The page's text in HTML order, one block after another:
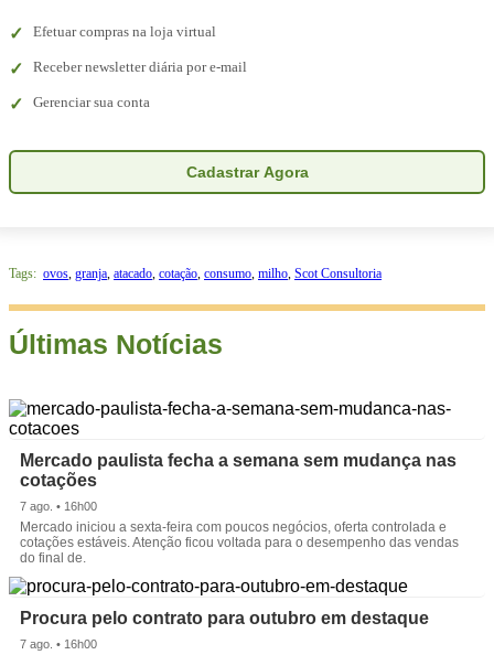
Efetuar compras na loja virtual
Receber newsletter diária por e-mail
Gerenciar sua conta
Cadastrar Agora
Tags: ovos, granja, atacado, cotação, consumo, milho, Scot Consultoria
Últimas Notícias
Mercado paulista fecha a semana sem mudança nas
cotações
7 ago. • 16h00
Mercado iniciou a sexta-feira com poucos negócios, oferta controlada e
cotações estáveis. Atenção ficou voltada para o desempenho das vendas
do final de.
Procura pelo contrato para outubro em destaque
7 ago. • 16h00